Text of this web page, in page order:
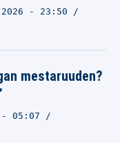
- 23:50
mestaruuden?
- 05:07